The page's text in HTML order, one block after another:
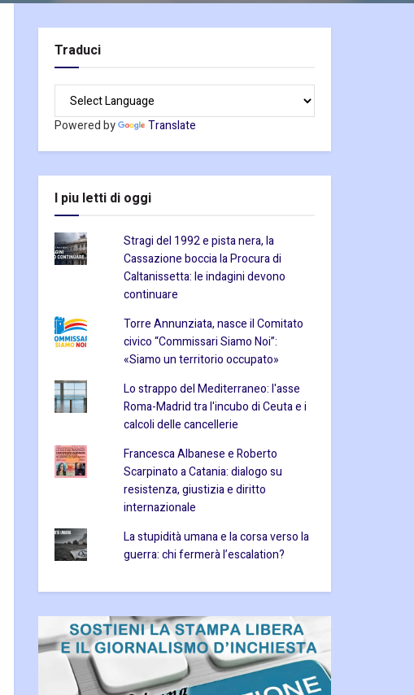
Traduci
Powered by Translate
I piu letti di oggi
Stragi del 1992 e pista nera, la
Cassazione boccia la Procura di
Caltanissetta: le indagini devono
continuare
Torre Annunziata, nasce il Comitato
civico “Commissari Siamo Noi”:
«Siamo un territorio occupato»
Lo strappo del Mediterraneo: l'asse
Roma-Madrid tra l'incubo di Ceuta e i
calcoli delle cancellerie
Francesca Albanese e Roberto
Scarpinato a Catania: dialogo su
resistenza, giustizia e diritto
internazionale
La stupidità umana e la corsa verso la
guerra: chi fermerà l’escalation?